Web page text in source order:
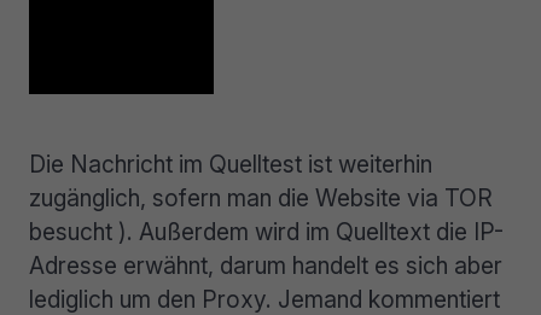
Die Nachricht im Quelltest ist weiterhin
zugänglich, sofern man die Website via TOR
besucht ). Außerdem wird im Quelltext die IP-
Adresse erwähnt, darum handelt es sich aber
lediglich um den Proxy. Jemand kommentiert